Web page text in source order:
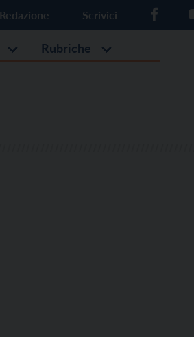
Redazione Scrivici
Rubriche